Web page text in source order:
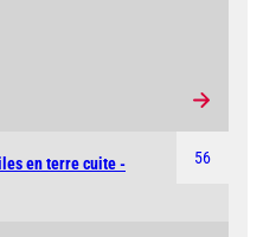
56
en terre cuite -